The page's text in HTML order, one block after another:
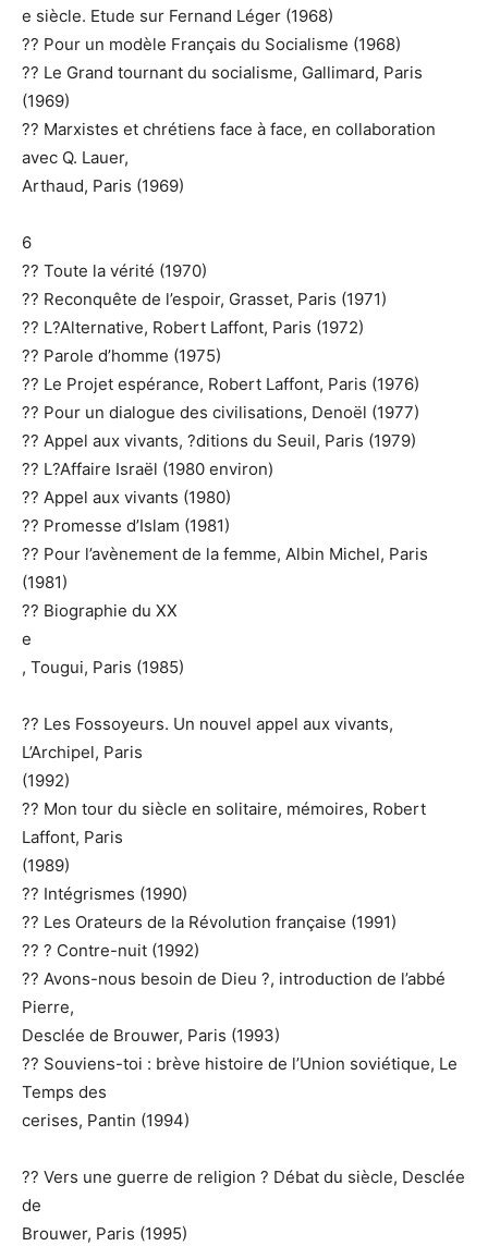
e siècle. Etude sur Fernand Léger (1968)
?? Pour un modèle Français du Socialisme (1968)
?? Le Grand tournant du socialisme, Gallimard, Paris
(1969)
?? Marxistes et chrétiens face à face, en collaboration
avec Q. Lauer,
Arthaud, Paris (1969)
6
?? Toute la vérité (1970)
?? Reconquête de l’espoir, Grasset, Paris (1971)
?? L?Alternative, Robert Laffont, Paris (1972)
?? Parole d’homme (1975)
?? Le Projet espérance, Robert Laffont, Paris (1976)
?? Pour un dialogue des civilisations, Denoël (1977)
?? Appel aux vivants, ?ditions du Seuil, Paris (1979)
?? L?Affaire Israël (1980 environ)
?? Appel aux vivants (1980)
?? Promesse d’Islam (1981)
?? Pour l’avènement de la femme, Albin Michel, Paris
(1981)
?? Biographie du XX
e
, Tougui, Paris (1985)
?? Les Fossoyeurs. Un nouvel appel aux vivants,
L’Archipel, Paris
(1992)
?? Mon tour du siècle en solitaire, mémoires, Robert
Laffont, Paris
(1989)
?? Intégrismes (1990)
?? Les Orateurs de la Révolution française (1991)
?? ? Contre-nuit (1992)
?? Avons-nous besoin de Dieu ?, introduction de l’abbé
Pierre,
Desclée de Brouwer, Paris (1993)
?? Souviens-toi : brève histoire de l’Union soviétique, Le
Temps des
cerises, Pantin (1994)
?? Vers une guerre de religion ? Débat du siècle, Desclée
de
Brouwer, Paris (1995)